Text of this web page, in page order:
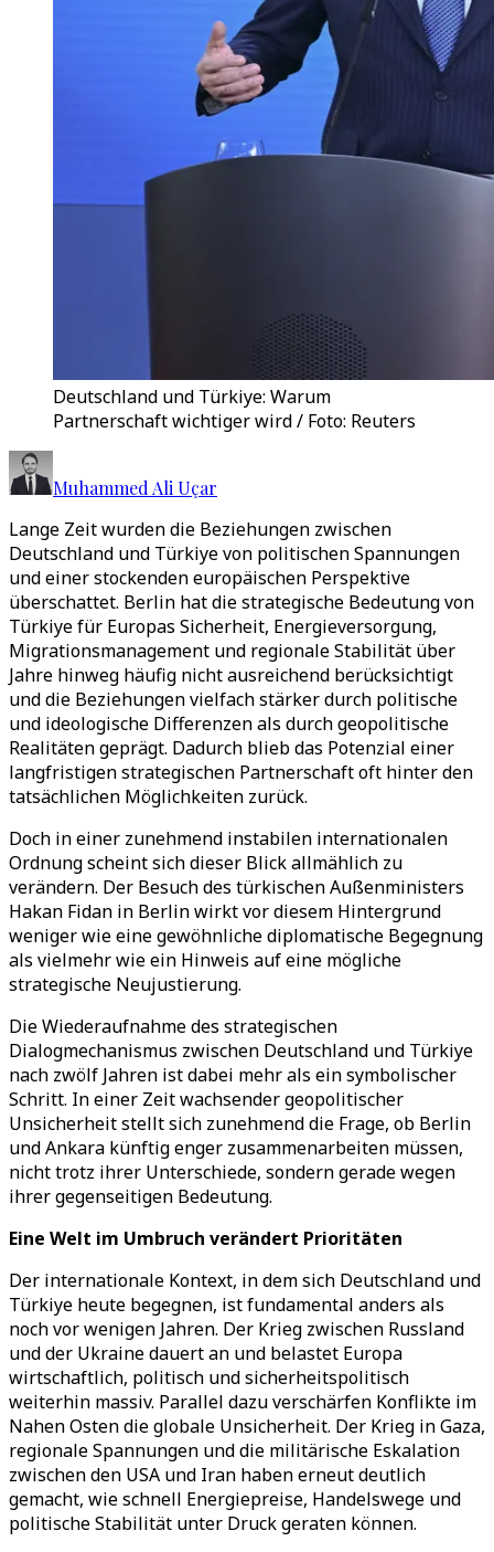
Deutschland und Türkiye: Warum
Partnerschaft wichtiger wird / Foto: Reuters
Muhammed Ali Uçar
Lange Zeit wurden die Beziehungen zwischen
Deutschland und Türkiye von politischen Spannungen
und einer stockenden europäischen Perspektive
überschattet. Berlin hat die strategische Bedeutung von
Türkiye für Europas Sicherheit, Energieversorgung,
Migrationsmanagement und regionale Stabilität über
Jahre hinweg häufig nicht ausreichend berücksichtigt
und die Beziehungen vielfach stärker durch politische
und ideologische Differenzen als durch geopolitische
Realitäten geprägt. Dadurch blieb das Potenzial einer
langfristigen strategischen Partnerschaft oft hinter den
tatsächlichen Möglichkeiten zurück.
Doch in einer zunehmend instabilen internationalen
Ordnung scheint sich dieser Blick allmählich zu
verändern. Der Besuch des türkischen Außenministers
Hakan Fidan in Berlin wirkt vor diesem Hintergrund
weniger wie eine gewöhnliche diplomatische Begegnung
als vielmehr wie ein Hinweis auf eine mögliche
strategische Neujustierung.
Die Wiederaufnahme des strategischen
Dialogmechanismus zwischen Deutschland und Türkiye
nach zwölf Jahren ist dabei mehr als ein symbolischer
Schritt. In einer Zeit wachsender geopolitischer
Unsicherheit stellt sich zunehmend die Frage, ob Berlin
und Ankara künftig enger zusammenarbeiten müssen,
nicht trotz ihrer Unterschiede, sondern gerade wegen
ihrer gegenseitigen Bedeutung.
Eine Welt im Umbruch verändert Prioritäten
Der internationale Kontext, in dem sich Deutschland und
Türkiye heute begegnen, ist fundamental anders als
noch vor wenigen Jahren. Der Krieg zwischen Russland
und der Ukraine dauert an und belastet Europa
wirtschaftlich, politisch und sicherheitspolitisch
weiterhin massiv. Parallel dazu verschärfen Konflikte im
Nahen Osten die globale Unsicherheit. Der Krieg in Gaza,
regionale Spannungen und die militärische Eskalation
zwischen den USA und Iran haben erneut deutlich
gemacht, wie schnell Energiepreise, Handelswege und
politische Stabilität unter Druck geraten können.